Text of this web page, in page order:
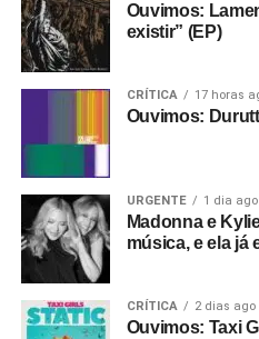
Ouvimos:
existir” (EP)
CRÍTICA 17 horas
Ouvimos:
URGENTE 1 dia ago
Madonna e
música, e ela já
CRÍTICA 2 dias ago
Ouvimos: Taxi